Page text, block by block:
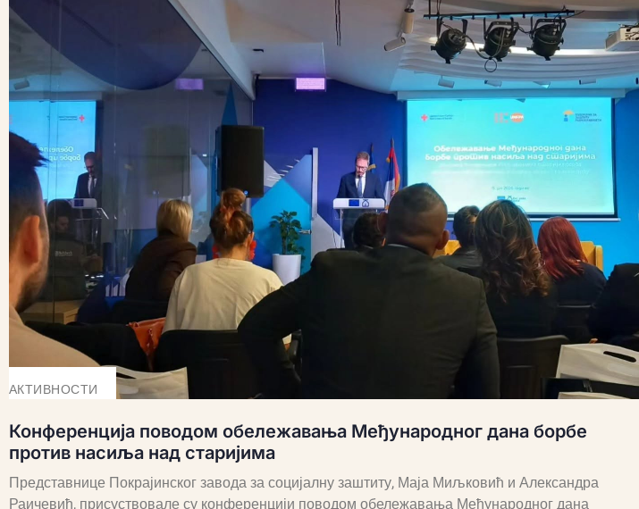
АКТИВНОСТИ
Конференција поводом обележавања Међународног дана борбе
против насиља над старијима
Представнице Покрајинског завода за социјалну заштиту, Маја Миљковић и Александра
Раичевић, присуствовале су конференцији поводом обележавања Међународног дана